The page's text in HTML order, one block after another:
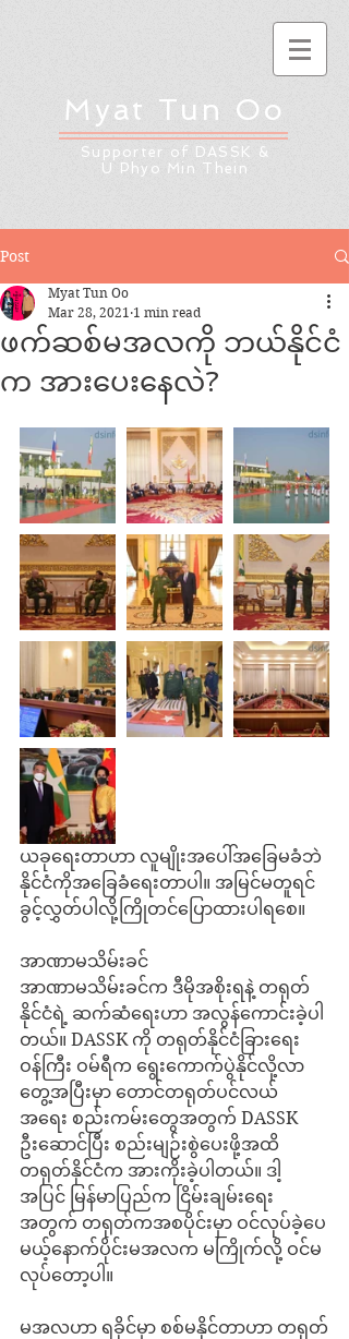
Myat Tun Oo
Supporter of DASSK &
U Phyo Min Thein
Post
ဖက်ဆစ်မအလကို ဘယ်နိုင်ငံ
က အားပေးနေလဲ?
Myat Tun Oo
Mar 28, 2021 1 min read
ယခုရေးတာဟာ လူမျိုးအပေါ်အခြေမခံဘဲ
နိုင်ငံကိုအခြေခံရေးတာပါ။ အမြင်မတူရင်
ခွင့်လွှတ်ပါလို့ကြိုတင်ပြောထားပါရစေ။
အာဏာမသိမ်းခင်
အာဏာမသိမ်းခင်က ဒီမိုအစိုးရနဲ့ တရုတ်
နိုင်ငံရဲ့ ဆက်ဆံရေးဟာ အလွန်ကောင်းခဲ့ပါ
တယ်။ DASSK ကို တရုတ်နိုင်ငံခြားရေး
ဝန်ကြီး ဝမ်ရီက ရွေးကောက်ပွဲနိုင်လို့လာ
တွေ့အပြီးမှာ တောင်တရုတ်ပင်လယ်
အရေး စည်းကမ်းတွေအတွက် DASSK
ဦးဆောင်ပြီး စည်းမျဉ်းစွဲပေးဖို့အထိ
တရုတ်နိုင်ငံက အားကိုးခဲ့ပါတယ်။ ဒါ့
အပြင် မြန်မာပြည်က ငြိမ်းချမ်းရေး
အတွက် တရုတ်ကအစပိုင်းမှာ ဝင်လုပ်ခဲ့ပေ
မယ့်နောက်ပိုင်းမအလက မကြိုက်လို့ ဝင်မ
လုပ်တော့ပါ။
မအလဟာ ရခိုင်မှာ စစ်မနိုင်တာဟာ တရုတ်